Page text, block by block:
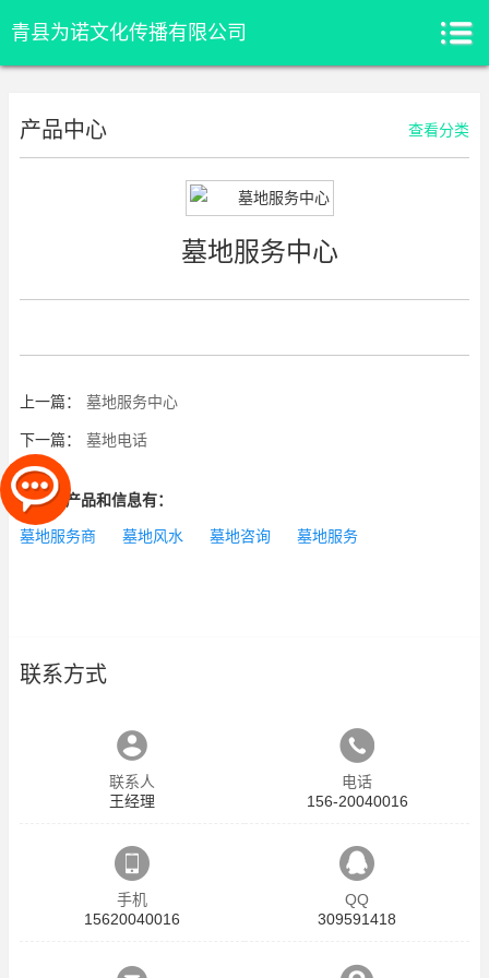
青县为诺文化传播有限公司
产品中心 查看分类
墓地服务中心
上一篇： 墓地服务中心
下一篇： 墓地电话
相关的产品和信息有：
墓地服务商 墓地风水 墓地咨询 墓地服务
联系方式
联系人
王经理
电话
156-20040016
手机
15620040016
QQ
309591418